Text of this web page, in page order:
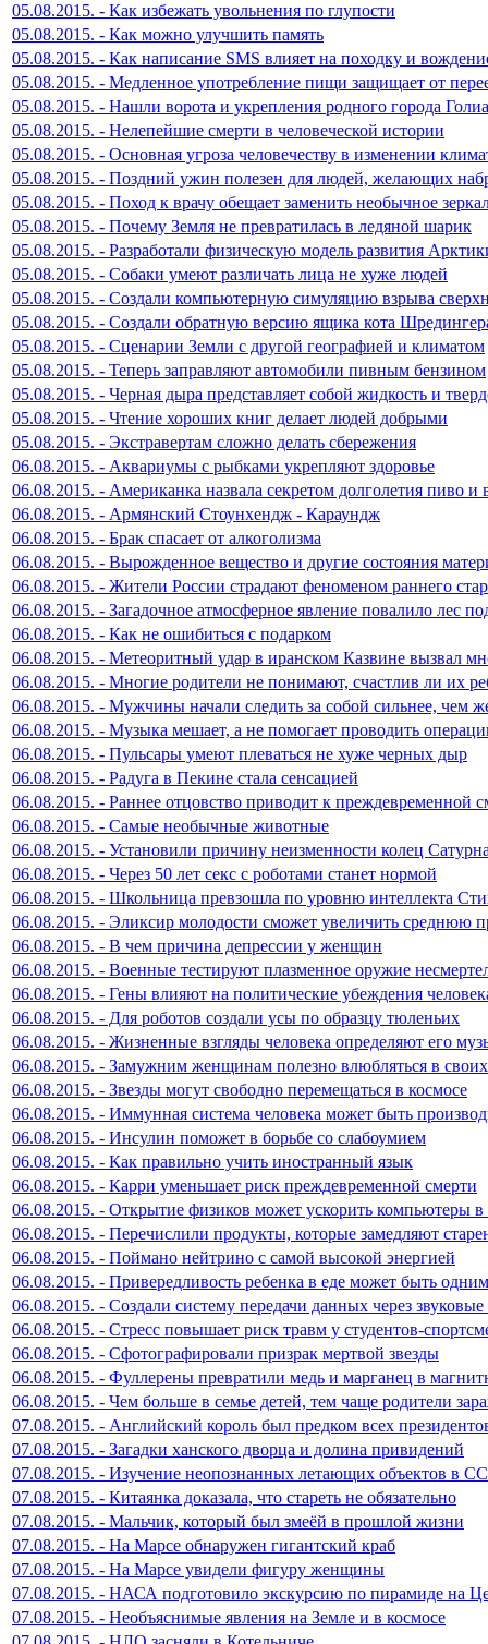
05.08.2015. - Как избежать увольнения по глупости
05.08.2015. - Как можно улучшить память
05.08.2015. - Как написание SMS влияет на походку и
05.08.2015. - Медленное употребление пищи защищает от
05.08.2015. - Нашли ворота и укрепления родного города
05.08.2015. - Нелепейшие смерти в человеческой истории
05.08.2015. - Основная угроза человечеству в изменении
05.08.2015. - Поздний ужин полезен для людей, желающих
05.08.2015. - Поход к врачу обещает заменить необычное
05.08.2015. - Почему Земля не превратилась в ледяной шарик
05.08.2015. - Разработали физическую модель развития
05.08.2015. - Собаки умеют различать лица не хуже людей
05.08.2015. - Создали компьютерную симуляцию взрыва
05.08.2015. - Создали обратную версию ящика кота
05.08.2015. - Сценарии Земли с другой географией и климатом
05.08.2015. - Теперь заправляют автомобили пивным бензином
05.08.2015. - Черная дыра представляет собой жидкость и
05.08.2015. - Чтение хороших книг делает людей добрыми
05.08.2015. - Экстравертам сложно делать сбережения
06.08.2015. - Аквариумы с рыбками укрепляют здоровье
06.08.2015. - Американка назвала секретом долголетия пиво и
06.08.2015. - Армянский Стоунхендж - Караундж
06.08.2015. - Брак спасает от алкоголизма
06.08.2015. - Вырожденное вещество и другие состояния
06.08.2015. - Жители России страдают феноменом раннего
06.08.2015. - Загадочное атмосферное явление повалило лес
06.08.2015. - Как не ошибиться с подарком
06.08.2015. - Метеоритный удар в иранском Казвине вызвал
06.08.2015. - Многие родители не понимают, счастлив ли их
06.08.2015. - Мужчины начали следить за собой сильнее, чем
06.08.2015. - Музыка мешает, а не помогает проводить
06.08.2015. - Пульсары умеют плеваться не хуже черных дыр
06.08.2015. - Радуга в Пекине стала сенсацией
06.08.2015. - Раннее отцовство приводит к преждевременной
06.08.2015. - Самые необычные животные
06.08.2015. - Установили причину неизменности колец
06.08.2015. - Через 50 лет секс с роботами станет нормой
06.08.2015. - Школьница превзошла по уровню интеллекта
06.08.2015. - Эликсир молодости сможет увеличить среднюю
06.08.2015. - В чем причина депрессии у женщин
06.08.2015. - Военные тестируют плазменное оружие
06.08.2015. - Гены влияют на политические убеждения
06.08.2015. - Для роботов создали усы по образцу тюленьих
06.08.2015. - Жизненные взгляды человека определяют его
06.08.2015. - Замужним женщинам полезно влюбляться в своих
06.08.2015. - Звезды могут свободно перемещаться в космосе
06.08.2015. - Иммунная система человека может быть
06.08.2015. - Инсулин поможет в борьбе со слабоумием
06.08.2015. - Как правильно учить иностранный язык
06.08.2015. - Карри уменьшает риск преждевременной смерти
06.08.2015. - Открытие физиков может ускорить компьютеры в
06.08.2015. - Перечислили продукты, которые замедляют
06.08.2015. - Поймано нейтрино с самой высокой энергией
06.08.2015. - Привередливость ребенка в еде может быть
06.08.2015. - Создали систему передачи данных через
06.08.2015. - Стресс повышает риск травм у студентов-
06.08.2015. - Сфотографировали призрак мертвой звезды
06.08.2015. - Фуллерены превратили медь и марганец в
06.08.2015. - Чем больше в семье детей, тем чаще родители
07.08.2015. - Английский король был предком всех
07.08.2015. - Загадки ханского дворца и долина привидений
07.08.2015. - Изучение неопознанных летающих объектов в
07.08.2015. - Китаянка доказала, что стареть не обязательно
07.08.2015. - Мальчик, который был змеёй в прошлой жизни
07.08.2015. - На Марсе обнаружен гигантский краб
07.08.2015. - На Марсе увидели фигуру женщины
07.08.2015. - НАСА подготовило экскурсию по пирамиде на
07.08.2015. - Необъяснимые явления на Земле и в космосе